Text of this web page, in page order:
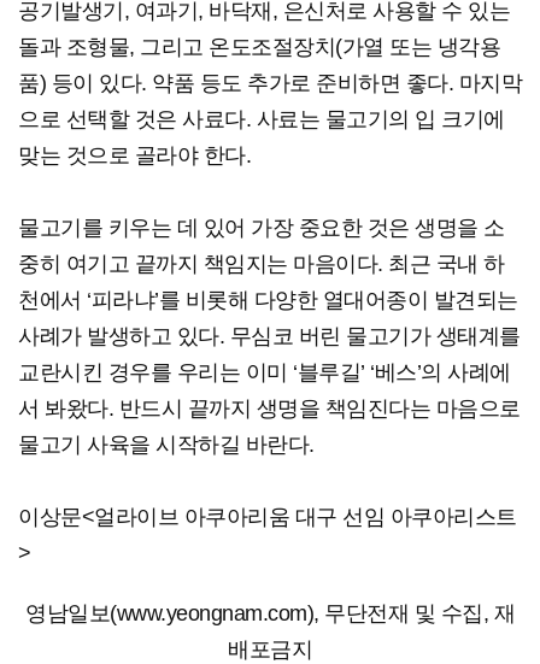
공기발생기, 여과기, 바닥재, 은신처로 사용할 수 있는
돌과 조형물, 그리고 온도조절장치(가열 또는 냉각용
품) 등이 있다. 약품 등도 추가로 준비하면 좋다. 마지막
으로 선택할 것은 사료다. 사료는 물고기의 입 크기에
맞는 것으로 골라야 한다.
물고기를 키우는 데 있어 가장 중요한 것은 생명을 소
중히 여기고 끝까지 책임지는 마음이다. 최근 국내 하
천에서 ‘피라냐’를 비롯해 다양한 열대어종이 발견되는
사례가 발생하고 있다. 무심코 버린 물고기가 생태계를
교란시킨 경우를 우리는 이미 ‘블루길’ ‘베스’의 사례에
서 봐왔다. 반드시 끝까지 생명을 책임진다는 마음으로
물고기 사육을 시작하길 바란다.
이상문<얼라이브 아쿠아리움 대구 선임 아쿠아리스트
>
영남일보(www.yeongnam.com), 무단전재 및 수집, 재
배포금지